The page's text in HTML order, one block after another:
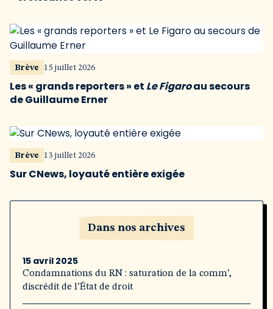
Brève 15 juillet 2026
Les « grands reporters » et Le Figaroau secours
de Guillaume Erner
Brève 13 juillet 2026
Sur CNews, loyauté entière exigée
Dans nos archives
15 avril 2025
Condamnations du RN : saturation de la comm’,
discrédit de l’État de droit